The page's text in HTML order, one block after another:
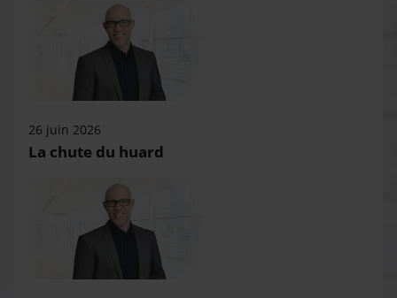
26 juin 2026
La chute du huard